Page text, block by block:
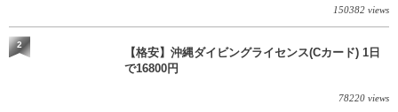
150382 views
【格安】沖縄ダイビングライセンス(Cカード) 1日
で16800円
78220 views
2